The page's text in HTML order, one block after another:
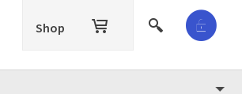
Shop